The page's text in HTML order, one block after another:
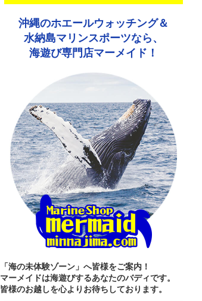
沖縄のホエールウォッチング＆
水納島マリンスポーツなら、
海遊び専門店マーメイド！
「海の未体験ゾーン」へ皆様をご案内！
マーメイドは海遊びするあなたのバディです。
皆様のお越しを心よりお待ちしております。